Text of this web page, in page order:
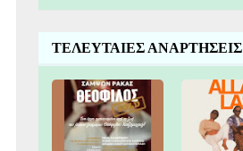
ΤΕΛΕΥΤΑΙΕΣ ΑΝΑΡΤΗΣΕΙΣ